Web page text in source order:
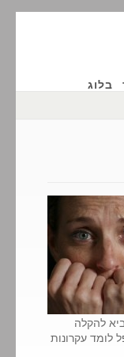
בלוג
להקלה
לומד עקרונות